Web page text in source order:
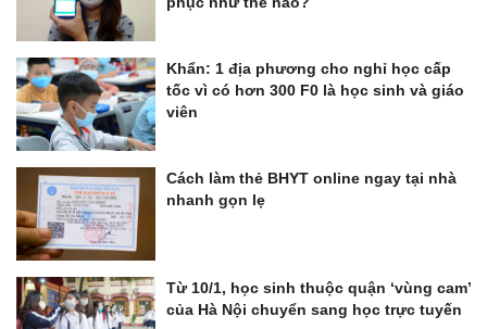
Khẩn: 1 địa phương cho nghỉ học cấp
tốc vì có hơn 300 F0 là học sinh và giáo
viên
Cách làm thẻ BHYT online ngay tại nhà
nhanh gọn lẹ
Từ 10/1, học sinh thuộc quận ‘vùng cam’
của Hà Nội chuyển sang học trực tuyến